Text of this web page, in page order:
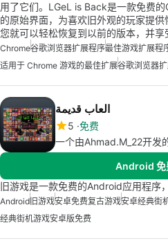
用了它们。LGeL is Back是一款免费
的原始界面，为喜欢旧外观的玩家提供
您就可以轻松恢复到以前的版本，并享
Chrome谷歌浏览器扩展程序最佳游戏扩展程
适用于 Chrome 游戏的最佳扩展谷歌浏览器
العاب قديمة
5 免费
一个由Ahmad.M_22开发
Android 免
旧游戏是一款免费的Android应用程序
Android旧游戏安卓免费复古游戏安卓经典街
经典街机游戏安卓版免费